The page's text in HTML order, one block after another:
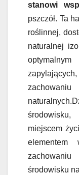
stanowi
pszczół. Ta
roślinnej,
naturalnej
miejscem
środowisku